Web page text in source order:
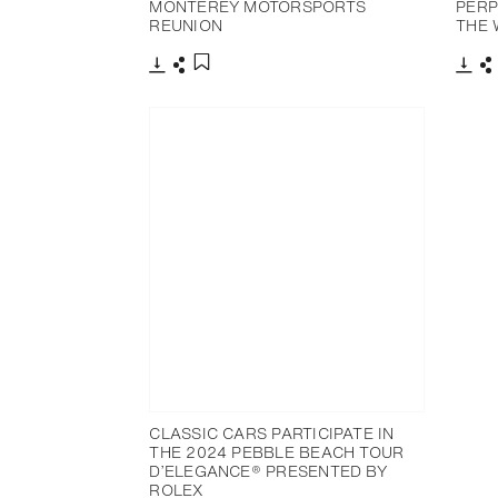
MONTEREY MOTORSPORTS
REUNION
THE
CLASSIC CARS PARTICIPATE IN
THE 2024 PEBBLE BEACH TOUR
D’ELEGANCE® PRESENTED BY
ROLEX